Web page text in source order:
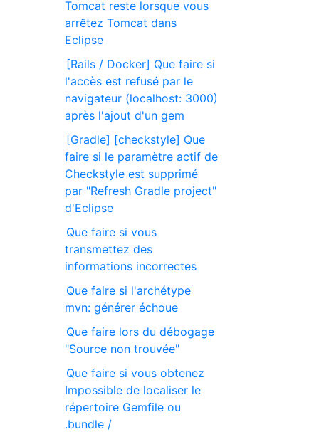
Tomcat reste lorsque vous
arrêtez Tomcat dans
Eclipse
[Rails / Docker] Que faire si
l'accès est refusé par le
navigateur (localhost: 3000)
après l'ajout d'un gem
[Gradle] [checkstyle] Que
faire si le paramètre actif de
Checkstyle est supprimé
par "Refresh Gradle project"
d'Eclipse
Que faire si vous
transmettez des
informations incorrectes
Que faire si l'archétype
mvn: générer échoue
Que faire lors du débogage
"Source non trouvée"
Que faire si vous obtenez
Impossible de localiser le
répertoire Gemfile ou
.bundle /